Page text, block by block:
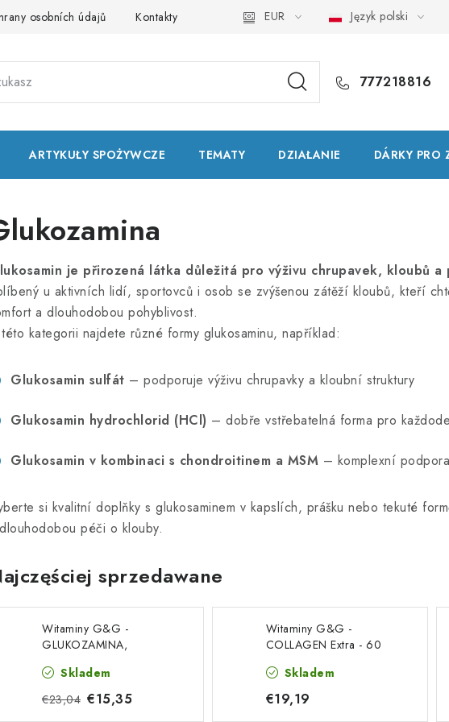
osobních údajů Kontakty Natural Health Store Słownik terminów
EUR Język polski
777218816
ARTYKUŁY SPOŻYWCZE TEMATY DZIAŁANIE DÁRKY PRO
je přirozená látka důležitá pro výživu chrupavek, kloubů a
u aktivních lidí, sportovců i osob se zvýšenou zátěží kloubů, kteří
a dlouhodobou pohyblivost.
kategorii najdete různé formy glukosaminu, například:
Glukosamin sulfát – podporuje výživu chrupavky a kloubní struktury
Glukosamin hydrochlorid (HCl) – dobře vstřebatelná forma pro
Glukosamin v kombinaci s chondroitinem a MSM – komplexní
si kvalitní doplňky s glukosaminem v kapslích, prášku nebo tekuté
péči o klouby.
sprzedawane
Witaminy G&G -
GLUKOZAMINA,
witamina C - 120
kapsułek
Skladem
€23,04 €15,35
Witaminy G&G -
COLLAGEN Extra - 60
Skladem
€19,19